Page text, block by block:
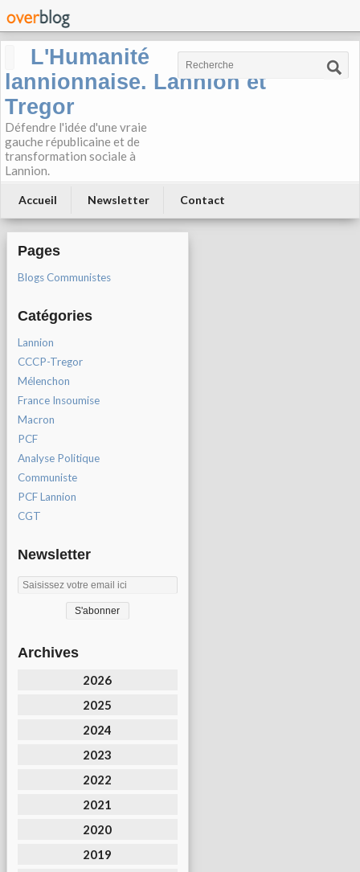
L'Humanité
lannionnaise. Lannion et
Tregor
Défendre l'idée d'une vraie
gauche républicaine et de
transformation sociale à
Lannion.
Accueil Newsletter Contact
Pages
Blogs Communistes
Catégories
Lannion
CCCP-Tregor
Mélenchon
France Insoumise
Macron
PCF
Analyse Politique
Communiste
PCF Lannion
CGT
Newsletter
Archives
2026
2025
2024
2023
2022
2021
2020
2019